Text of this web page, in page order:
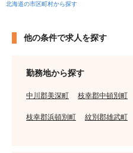
北海道の市区町村から探す
他の条件で求人を探す
勤務地から探す
中川郡美深町 枝幸郡中頓別町
枝幸郡浜頓別町 紋別郡雄武町